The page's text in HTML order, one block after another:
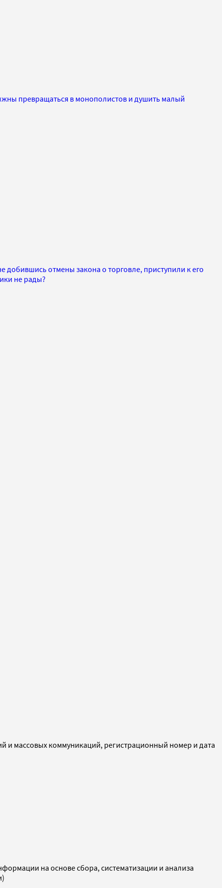
превращаться в монополистов и душить малый
добившись отмены закона о торговле, приступили к его
не рады?
и массовых коммуникаций, регистрационный номер и дата
на основе сбора, систематизации и анализа